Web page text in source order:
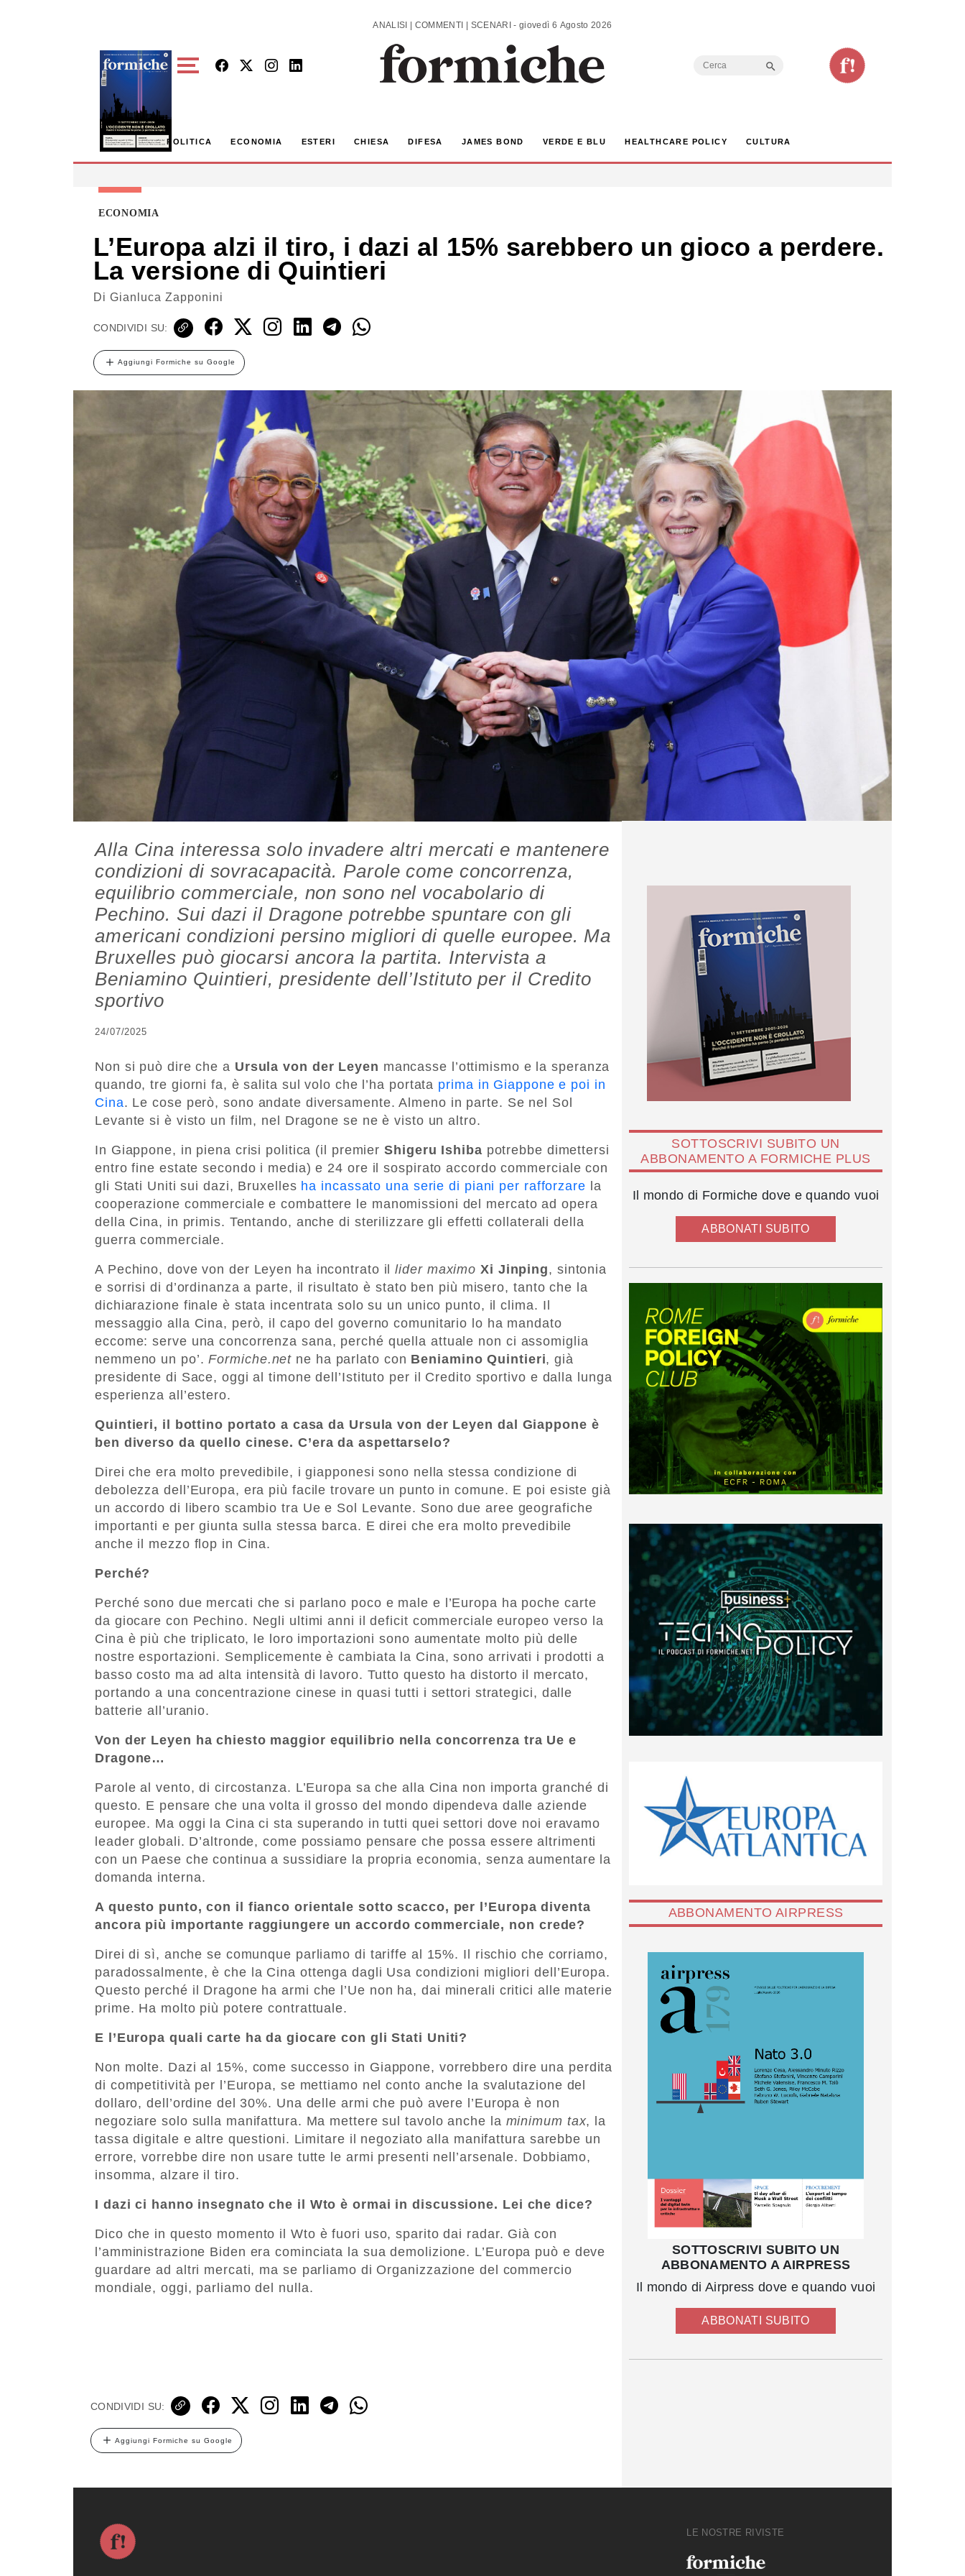
ANALISI | COMMENTI | SCENARI - giovedì 6 Agosto 2026
Search
POLITICA ECONOMIA ESTERI CHIESA DIFESA JAMES BOND VERDE E BLU HEALTHCARE POLICY CULTURA
ECONOMIA
L’Europa alzi il tiro, i dazi al 15% sarebbero un gioco a perdere.
La versione di Quintieri
Di Gianluca Zapponini
CONDIVIDI SU:
Aggiungi Formiche su Google
Alla Cina interessa solo invadere altri mercati e mantenere
condizioni di sovracapacità. Parole come concorrenza,
equilibrio commerciale, non sono nel vocabolario di
Pechino. Sui dazi il Dragone potrebbe spuntare con gli
americani condizioni persino migliori di quelle europee. Ma
Bruxelles può giocarsi ancora la partita. Intervista a
Beniamino Quintieri, presidente dell’Istituto per il Credito
sportivo
24/07/2025
Non si può dire che a Ursula von der Leyen mancasse l’ottimismo e la speranza
quando, tre giorni fa, è salita sul volo che l’ha portata prima in Giappone e poi in
Cina. Le cose però, sono andate diversamente. Almeno in parte. Se nel Sol
Levante si è visto un film, nel Dragone se ne è visto un altro.
In Giappone, in piena crisi politica (il premierShigeru Ishiba potrebbe dimettersi
entro fine estate secondo i media) e 24 ore il sospirato accordo commerciale con
gli Stati Uniti sui dazi, Bruxelles ha incassato una serie di piani per rafforzare la
cooperazione commerciale e combattere le manomissioni del mercato ad opera
della Cina, in primis. Tentando, anche di sterilizzare gli effetti collaterali della
guerra commerciale.
A Pechino, dove von der Leyen ha incontrato illider maximo Xi Jinping, sintonia
e sorrisi di d’ordinanza a parte, il risultato è stato ben più misero, tanto che la
dichiarazione finale è stata incentrata solo su un unico punto, il clima. Il
messaggio alla Cina, però, il capo del governo comunitario lo ha mandato
eccome: serve una concorrenza sana, perché quella attuale non ci assomiglia
nemmeno un po’.Formiche.net ne ha parlato con Beniamino Quintieri, già
presidente di Sace, oggi al timone dell’Istituto per il Credito sportivo e dalla lunga
esperienza all’estero.
Quintieri, il bottino portato a casa da Ursula von der Leyen dal Giappone è
ben diverso da quello cinese. C’era da aspettarselo?
Direi che era molto prevedibile, i giapponesi sono nella stessa condizione di
debolezza dell’Europa, era più facile trovare un punto in comune. E poi esiste già
un accordo di libero scambio tra Ue e Sol Levante. Sono due aree geografiche
importanti e per giunta sulla stessa barca. E direi che era molto prevedibile
anche il mezzo flop in Cina.
Perché?
Perché sono due mercati che si parlano poco e male e l’Europa ha poche carte
da giocare con Pechino. Negli ultimi anni il deficit commerciale europeo verso la
Cina è più che triplicato, le loro importazioni sono aumentate molto più delle
nostre esportazioni. Semplicemente è cambiata la Cina, sono arrivati i prodotti a
basso costo ma ad alta intensità di lavoro. Tutto questo ha distorto il mercato,
portando a una concentrazione cinese in quasi tutti i settori strategici, dalle
batterie all’uranio.
Von der Leyen ha chiesto maggior equilibrio nella concorrenza tra Ue e
Dragone…
Parole al vento, di circostanza. L’Europa sa che alla Cina non importa granché di
questo. E pensare che una volta il grosso del mondo dipendeva dalle aziende
europee. Ma oggi la Cina ci sta superando in tutti quei settori dove noi eravamo
leader globali. D’altronde, come possiamo pensare che possa essere altrimenti
con un Paese che continua a sussidiare la propria economia, senza aumentare la
domanda interna.
A questo punto, con il fianco orientale sotto scacco, per l’Europa diventa
ancora più importante raggiungere un accordo commerciale, non crede?
Direi di sì, anche se comunque parliamo di tariffe al 15%. Il rischio che corriamo,
paradossalmente, è che la Cina ottenga dagli Usa condizioni migliori dell’Europa.
Questo perché il Dragone ha armi che l’Ue non ha, dai minerali critici alle materie
prime. Ha molto più potere contrattuale.
E l’Europa quali carte ha da giocare con gli Stati Uniti?
Non molte. Dazi al 15%, come successo in Giappone, vorrebbero dire una perdita
di competitività per l’Europa, se mettiamo nel conto anche la svalutazione del
dollaro, dell’ordine del 30%. Una delle armi che può avere l’Europa è non
negoziare solo sulla manifattura. Ma mettere sul tavolo anche la minimum tax, la
tassa digitale e altre questioni. Limitare il negoziato alla manifattura sarebbe un
errore, vorrebbe dire non usare tutte le armi presenti nell’arsenale. Dobbiamo,
insomma, alzare il tiro.
I dazi ci hanno insegnato che il Wto è ormai in discussione. Lei che dice?
Dico che in questo momento il Wto è fuori uso, sparito dai radar. Già con
l’amministrazione Biden era cominciata la sua demolizione. L’Europa può e deve
guardare ad altri mercati, ma se parliamo di Organizzazione del commercio
mondiale, oggi, parliamo del nulla.
CONDIVIDI SU:
Aggiungi Formiche su Google
SOTTOSCRIVI SUBITO UN
ABBONAMENTO A FORMICHE PLUS
Il mondo di Formiche dove e quando vuoi
ABBONATI SUBITO
ABBONAMENTO AIRPRESS
SOTTOSCRIVI SUBITO UN
ABBONAMENTO A AIRPRESS
Il mondo di Airpress dove e quando vuoi
ABBONATI SUBITO
LE NOSTRE RIVISTE